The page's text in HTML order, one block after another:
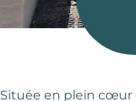
Située en plein cœur